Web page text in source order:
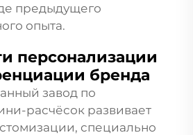
предыдущего
опыта.
персонализации
бренда
завод по
расчёсок развивает
специально